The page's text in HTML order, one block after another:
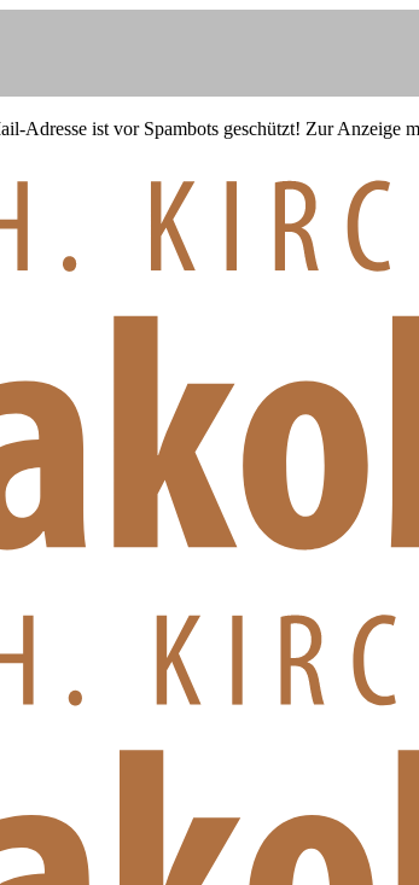
Adresse ist vor Spambots geschützt! Zur Anzeige